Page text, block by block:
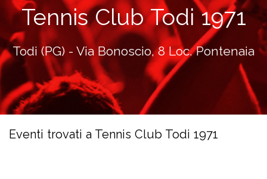
Tennis Club Todi 1971
Todi (PG) - Via Bonoscio, 8 Loc. Pontenaia
Eventi trovati a Tennis Club Todi 1971